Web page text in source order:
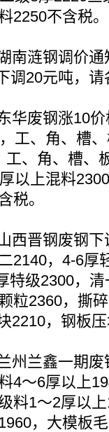
2250不含税。
涟钢调价通
调20元吨，请
废钢涨10价
工、角、槽
工、角、槽、
以上混料
税。
晋钢废钢下
2140，4-6厚
特级2300，
粒2360，撕
2210，钢板
兰鑫一期废
4～6厚以上
料1～2厚以
，大模板